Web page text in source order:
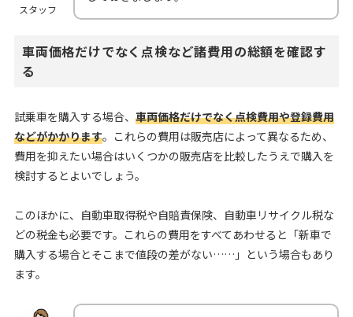
スタッフ
車両価格だけでなく点検など諸費用の総額を確認す
る
試乗車を購入する場合、 車両価格だけでなく点検費用や登録費用
などがかかります。これらの費用は販売店によって異なるため、
費用を抑えたい場合はいくつかの販売店を比較したうえで購入を
検討するとよいでしょう。
このほかに、自動車取得税や自賠責保険、自動車リサイクル税な
どの税金も必要です。これらの費用をすべてあわせると「新車で
購入する場合とそこまで値段の差がない……」という場合もあり
ます。